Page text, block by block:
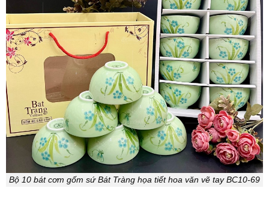
Bộ 10 bát cơm gốm sứ Bát Tràng họa tiết hoa văn vẽ tay BC10-69